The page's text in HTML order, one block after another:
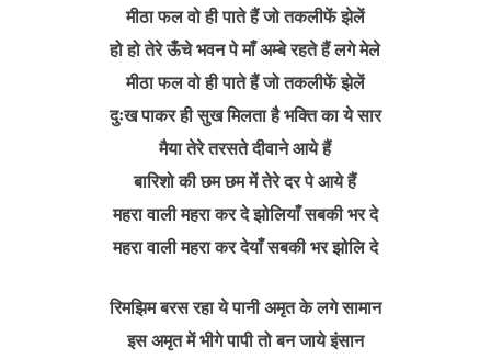
मीठा फल वो ही पाते हैं जो तकलीफें झेलें
हो हो तेरे ऊँचे भवन पे माँ अम्बे रहते हैं लगे मेले
मीठा फल वो ही पाते हैं जो तकलीफें झेलें
दुःख पाकर ही सुख मिलता है भक्ति का ये सार
मैया तेरे तरसते दीवाने आये हैं
बारिशो की छम छम में तेरे दर पे आये हैं
महरा वाली महरा कर दे झोलियाँ सबकी भर दे
महरा वाली महरा कर देयाँ सबकी भर झोलि दे
रिमझिम बरस रहा ये पानी अमृत के लगे सामान
इस अमृत में भीगे पापी तो बन जाये इंसान